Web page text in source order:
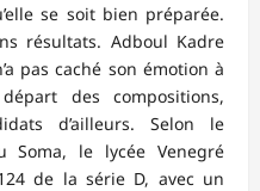
se soit bien préparée.
résultats. Adboul Kadre
pas caché son émotion à
des compositions,
d’ailleurs. Selon le
Soma, le lycée Venegré
de la série D, avec un